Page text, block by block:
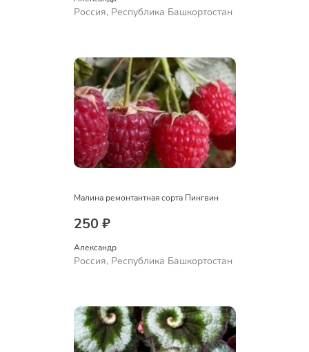
Россия, Республика Башкортостан
Малина ремонтантная сорта Пингвин
250 ₽
Александр
Россия, Республика Башкортостан